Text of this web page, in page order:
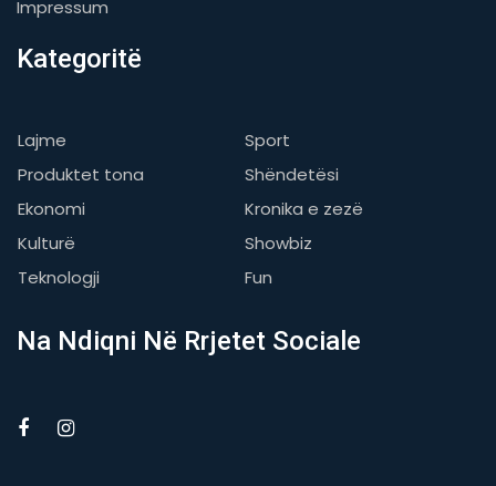
Impressum
Kategoritë
Lajme
Sport
Produktet tona
Shëndetësi
Ekonomi
Kronika e zezë
Kulturë
Showbiz
Teknologji
Fun
Na Ndiqni Në Rrjetet Sociale